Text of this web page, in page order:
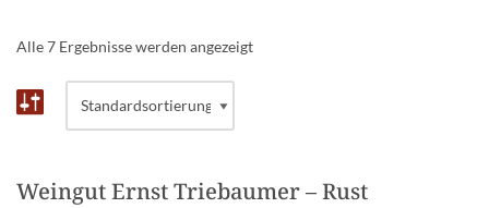
Alle 7 Ergebnisse werden angezeigt
Weingut Ernst Triebaumer – Rust